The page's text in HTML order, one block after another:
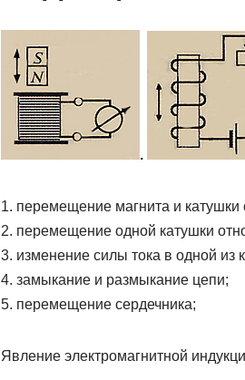
.
1. перемещение магнита и катушки
2. перемещение одной катушки
3. изменение силы тока в одной из
4. замыкание и размыкание цепи;
5. перемещение сердечника;
Явление электромагнитной